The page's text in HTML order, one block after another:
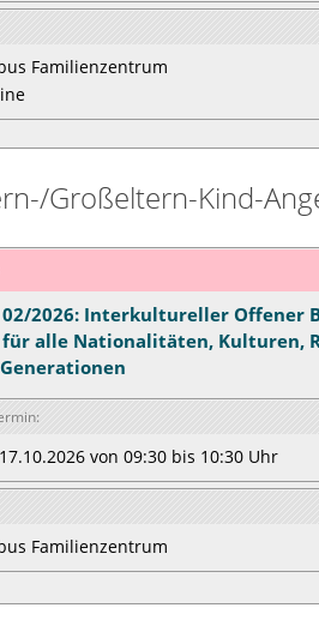
Familienzentrum
Großeltern-Kind-
02/2026: Interkultureller Offener
für alle Nationalitäten, Kulturen,
Generationen
von 09:30 bis 10:30 Uhr
Familienzentrum